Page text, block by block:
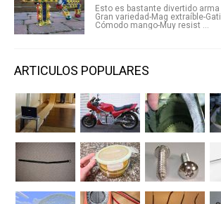
Esto es bastante divertido
Gran variedad-Mag extraíble-
Cómodo mango-Muy resist ...
ARTICULOS POPULARES